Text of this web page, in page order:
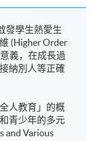
發學生熱愛生
(Higher Order
義，在成長過
納別人等正確
人教育」的概
青少年的多元
and Various